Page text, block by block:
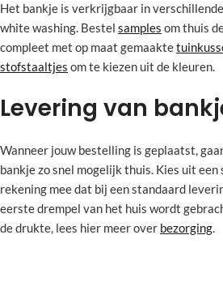
Het bankje is verkrijgbaar in
white washing. Bestel samples om thuis
compleet met op maat gemaakte
stofstaaltjes om te kiezen uit de kleuren.
Levering van
Wanneer jouw bestelling is geplaatst,
bankje zo snel mogelijk thuis. Kies uit
rekening mee dat bij een standaard
eerste drempel van het huis wordt
de drukte, lees hier meer over bezorging.